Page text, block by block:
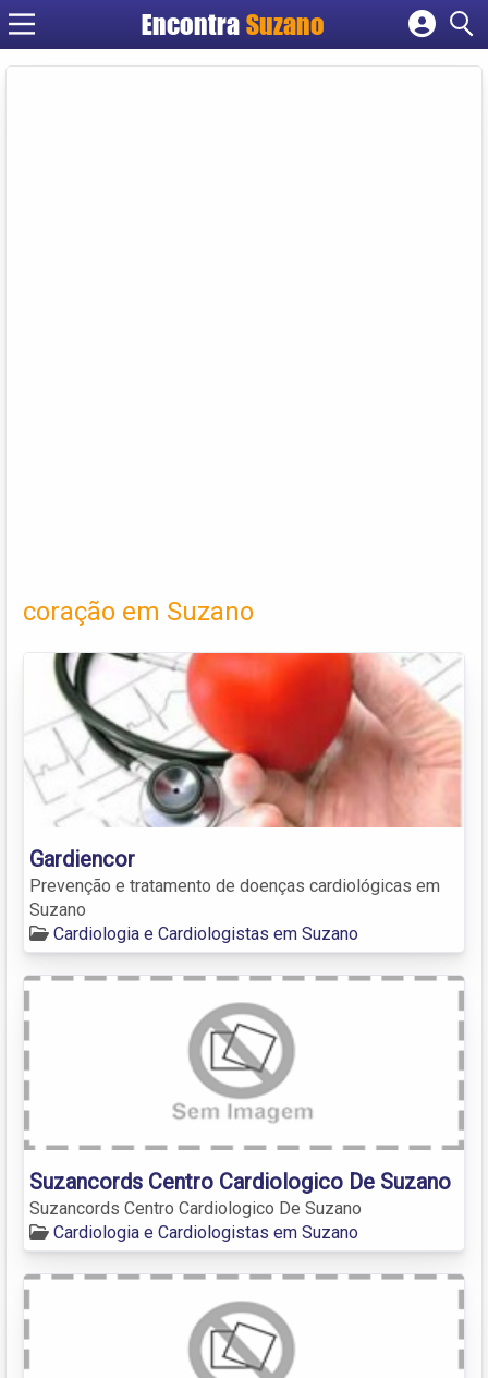
EncontraSuzano
Cadastrar empresa
coração em Suzano
Gardiencor
Prevenção e tratamento de doenças cardiológicas em
Suzano
Cardiologia e Cardiologistas em Suzano
Suzancords Centro Cardiologico De Suzano
Suzancords Centro Cardiologico De Suzano
Cardiologia e Cardiologistas em Suzano